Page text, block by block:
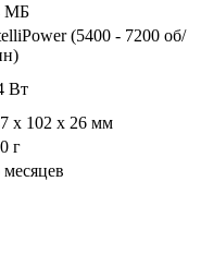
МБ
(5400 - 7200 об/
Вт
x 102 x 26 мм
г
месяцев